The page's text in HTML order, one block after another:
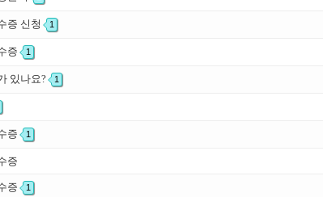
증 신청 1
증 1
있나요? 1
증 1
증
증 1